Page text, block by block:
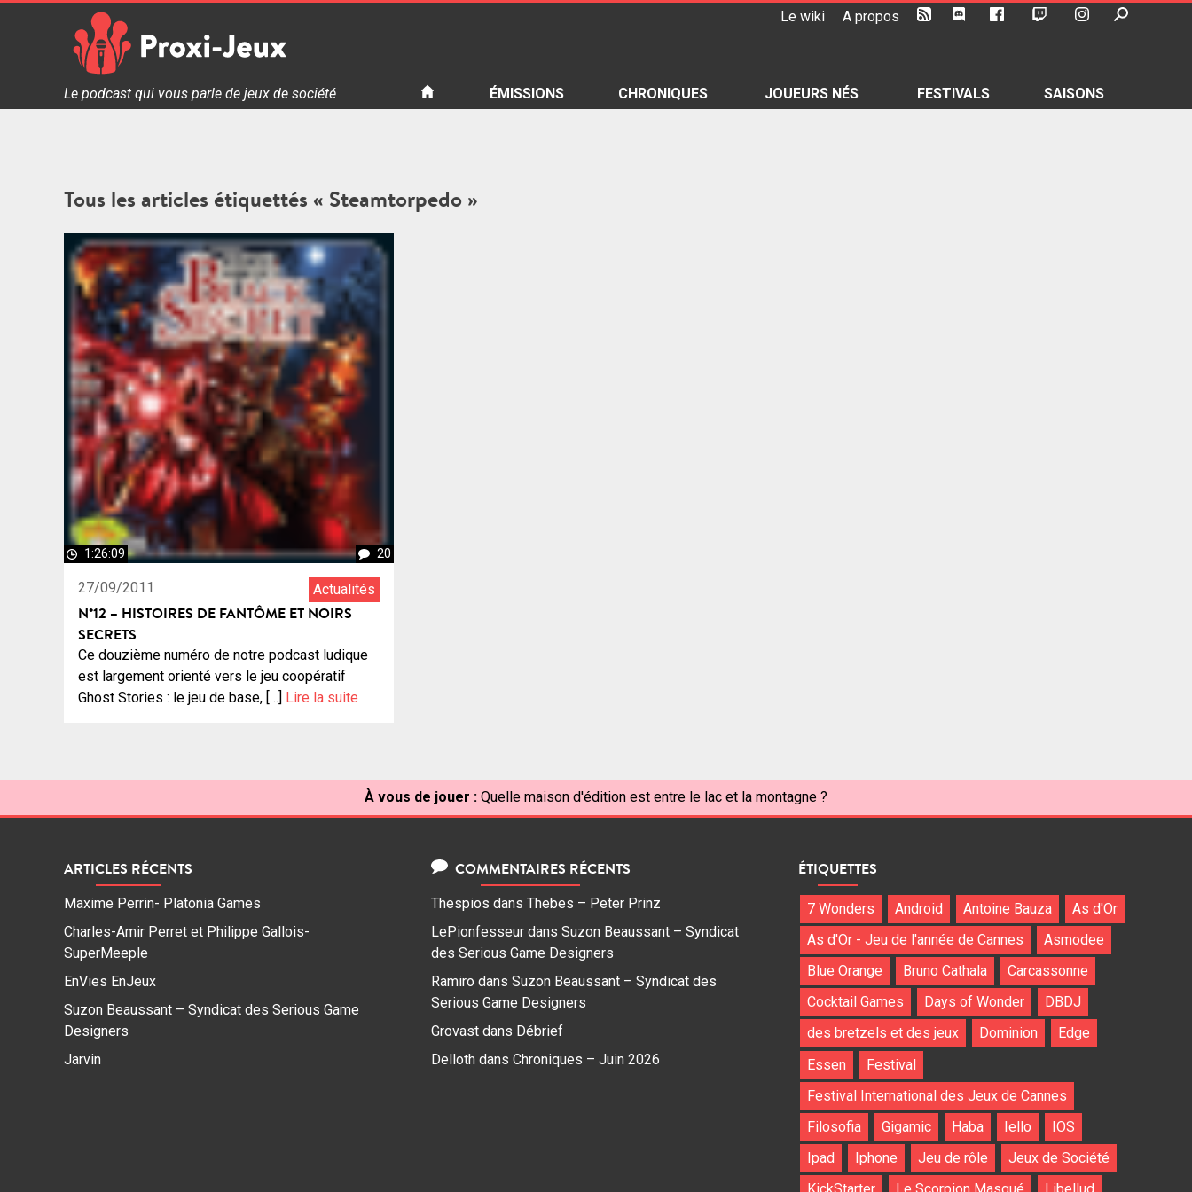
Le wiki A propos
Proxi Jeux - Le podcast qui vous parle de jeux de société
Le podcast qui vous parle de jeux de société ÉMISSIONS CHRONIQUES JOUEURS NÉS FESTIVALS SAISONS
Tous les articles étiquettés « Steamtorpedo »
1:26:09 20
27/09/2011 Actualités
N°12 – HISTOIRES DE FANTÔME ET NOIRS
SECRETS
Ce douzième numéro de notre podcast ludique
est largement orienté vers le jeu coopératif
Ghost Stories : le jeu de base, […] Lire la suite
À vous de jouer : Quelle maison d'édition est entre le lac et la montagne ?
ARTICLES RÉCENTS
Maxime Perrin- Platonia Games
Charles-Amir Perret et Philippe Gallois-
SuperMeeple
EnVies EnJeux
Suzon Beaussant – Syndicat des Serious Game
Designers
Jarvin
COMMENTAIRES RÉCENTS
Thespios dans Thebes – Peter Prinz
LePionfesseur dans Suzon Beaussant – Syndicat
des Serious Game Designers
Ramiro dans Suzon Beaussant – Syndicat des
Serious Game Designers
Grovast dans Débrief
Delloth dans Chroniques – Juin 2026
ÉTIQUETTES
7 Wonders Android Antoine Bauza
As d'Or
As d'Or - Jeu de l'année de Cannes
Asmodee
Blue Orange
Bruno Cathala
Carcassonne
Cocktail Games
Days of Wonder
DBDJ
des bretzels et des jeux
Dominion
Edge
Essen
Festival
Festival International des Jeux de Cannes
Filosofia
Gigamic Haba Iello
IOS
Ipad
Iphone Jeu de rôle
Jeux de Société